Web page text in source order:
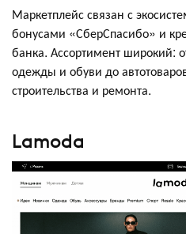
Маркетплейс связан с
бонусами «СберСпасибо» и
банка. Ассортимент широкий:
одежды и обуви до
строительства и ремонта.
Lamoda